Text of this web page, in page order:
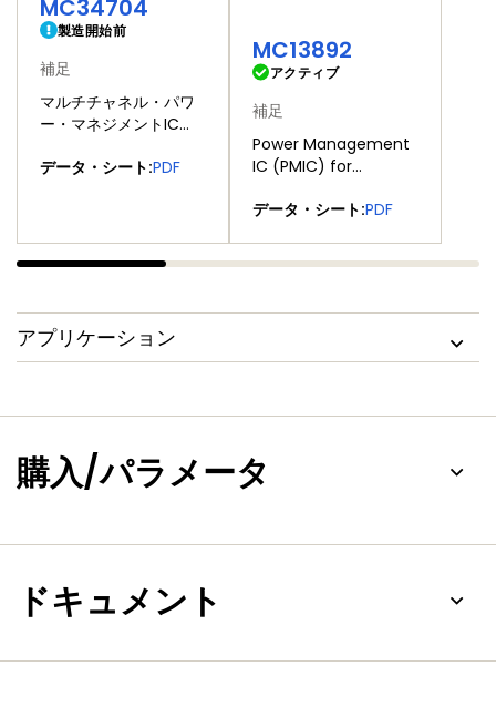
MC34704
製造開始前
補足
マルチチャネル・パワ
ー・マネジメントIC
データ・シート:PDF
MC13892
アクティブ
補足
Power Management
IC (PMIC) for
データ・シート:PDF
アプリケーション
購入/パラメータ
ドキュメント